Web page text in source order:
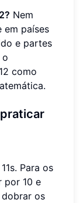
Nem
em países
e partes
o
como
Para os
por 10 e
os